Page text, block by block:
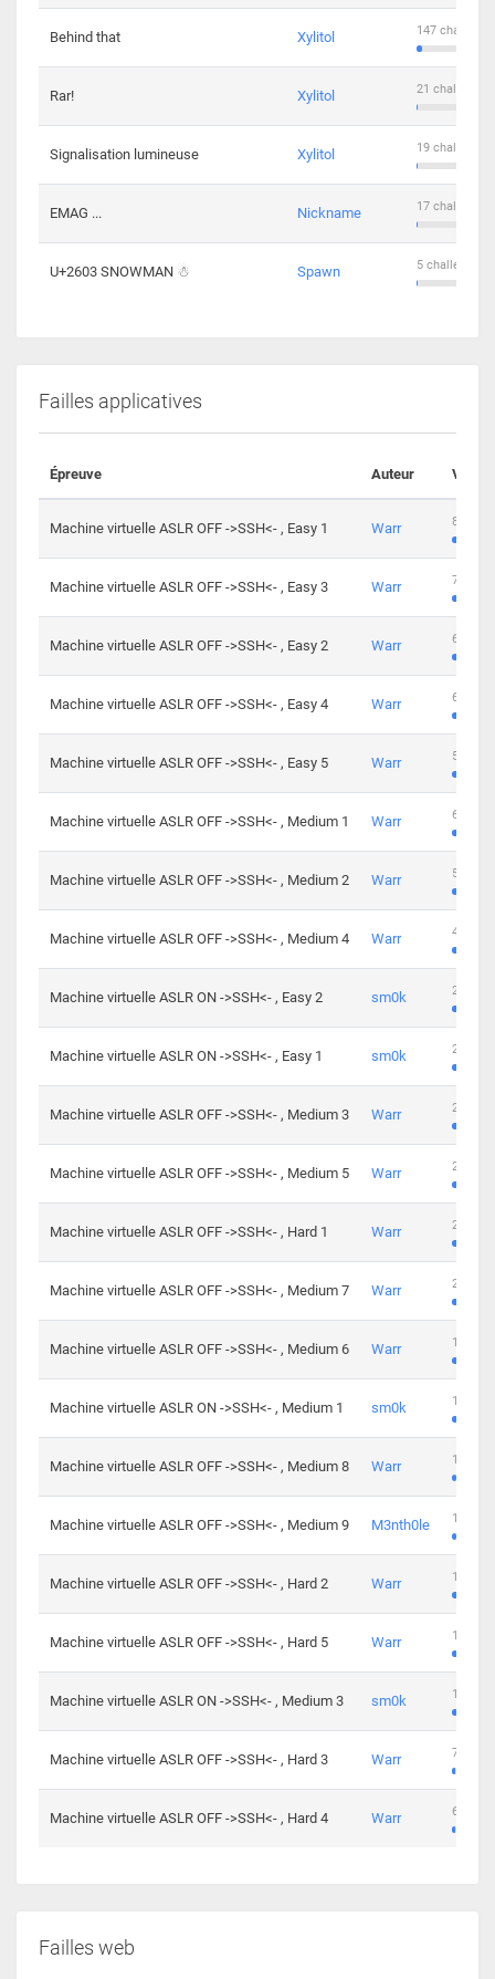
Behind that Xylitol 147
Rar! Xylitol 21
Signalisation lumineuse Xylitol 19
EMAG ... Nickname 17
U+2603 SNOWMAN ☃ Spawn 5 challengers
Failles applicatives
Épreuve Auteur
Machine virtuelle ASLR OFF ->SSH<- , Easy 1 Warr 801
Machine virtuelle ASLR OFF ->SSH<- , Easy 3 Warr 746
Machine virtuelle ASLR OFF ->SSH<- , Easy 2 Warr 681
Machine virtuelle ASLR OFF ->SSH<- , Easy 4 Warr 645
Machine virtuelle ASLR OFF ->SSH<- , Easy 5 Warr 561
Machine virtuelle ASLR OFF ->SSH<- , Medium 1 Warr 605
Machine virtuelle ASLR OFF ->SSH<- , Medium 2 Warr 509
Machine virtuelle ASLR OFF ->SSH<- , Medium 4 Warr 413
Machine virtuelle ASLR ON ->SSH<- , Easy 2 sm0k 247
Machine virtuelle ASLR ON ->SSH<- , Easy 1 sm0k 219
Machine virtuelle ASLR OFF ->SSH<- , Medium 3 Warr 280
Machine virtuelle ASLR OFF ->SSH<- , Medium 5 Warr 265
Machine virtuelle ASLR OFF ->SSH<- , Hard 1 Warr 224
Machine virtuelle ASLR OFF ->SSH<- , Medium 7 Warr 230
Machine virtuelle ASLR OFF ->SSH<- , Medium 6 Warr 168
Machine virtuelle ASLR ON ->SSH<- , Medium 1 sm0k 139
Machine virtuelle ASLR OFF ->SSH<- , Medium 8 Warr 112
Machine virtuelle ASLR OFF ->SSH<- , Medium 9 M3nth0le 100
Machine virtuelle ASLR OFF ->SSH<- , Hard 2 Warr 176
Machine virtuelle ASLR OFF ->SSH<- , Hard 5 Warr 115
Machine virtuelle ASLR ON ->SSH<- , Medium 3 sm0k 115
Machine virtuelle ASLR OFF ->SSH<- , Hard 3 Warr 76
Machine virtuelle ASLR OFF ->SSH<- , Hard 4 Warr 63
Failles web